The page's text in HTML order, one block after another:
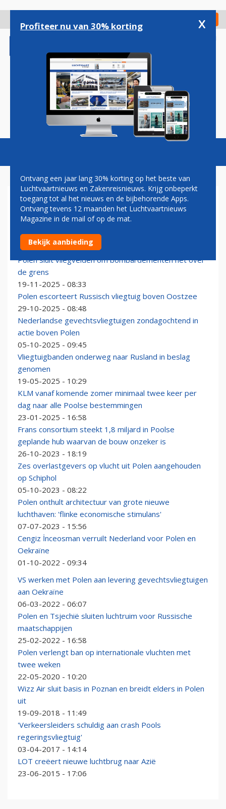
gaan
Check in
Magazine Podcasts Vacatures
POLEN
LOT brengt passagiers straks ook naar Bangkok
18-12-2025 - 09:51
Polen sluit vliegvelden om bombardementen net over
de grens
19-11-2025 - 08:33
Polen escorteert Russisch vliegtuig boven Oostzee
29-10-2025 - 08:48
Nederlandse gevechtsvliegtuigen zondagochtend in
actie boven Polen
05-10-2025 - 09:45
Vliegtuigbanden onderweg naar Rusland in beslag
genomen
19-05-2025 - 10:29
KLM vanaf komende zomer minimaal twee keer per
dag naar alle Poolse bestemmingen
23-01-2025 - 16:58
Frans consortium steekt 1,8 miljard in Poolse
geplande hub waarvan de bouw onzeker is
26-10-2023 - 18:19
Zes overlastgevers op vlucht uit Polen aangehouden
op Schiphol
05-10-2023 - 08:22
Polen onthult architectuur van grote nieuwe
luchthaven: 'flinke economische stimulans'
07-07-2023 - 15:56
Cengiz İnceosman verruilt Nederland voor Polen en
Oekraïne
01-10-2022 - 09:34
VS werken met Polen aan levering gevechtsvliegtuigen
aan Oekraïne
06-03-2022 - 06:07
Polen en Tsjechië sluiten luchtruim voor Russische
maatschappijen
25-02-2022 - 16:58
Polen verlengt ban op internationale vluchten met
twee weken
22-05-2020 - 10:20
Wizz Air sluit basis in Poznan en breidt elders in Polen
uit
19-09-2018 - 11:49
'Verkeersleiders schuldig aan crash Pools
regeringsvliegtuig'
03-04-2017 - 14:14
LOT creëert nieuwe luchtbrug naar Azië
23-06-2015 - 17:06
Profiteer nu van 30% korting x
Ontvang een jaar lang 30% korting op het beste van
Luchtvaartnieuws en Zakenreisnieuws. Krijg onbeperkt
toegang tot al het nieuws en de bijbehorende Apps.
Ontvang tevens 12 maanden het Luchtvaartnieuws
Magazine in de mail of op de mat.
Bekijk aanbieding